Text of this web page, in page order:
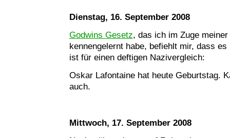
Dienstag, 16. September 2008
Godwins Gesetz, das ich im Zuge
kennengelernt habe, befiehlt mir, dass
ist für einen deftigen Nazivergleich:
Oskar Lafontaine hat heute Geburtstag.
auch.
Mittwoch, 17. September 2008